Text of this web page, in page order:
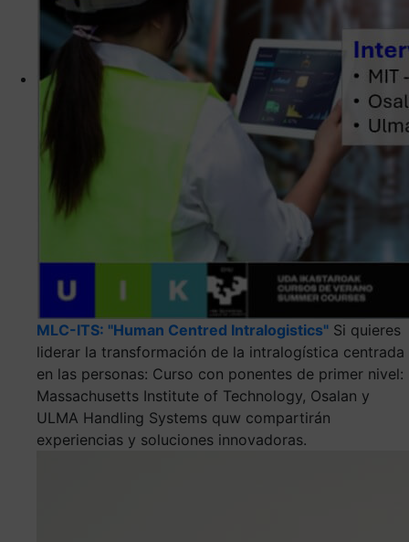
MLC-ITS: "Human Centred Intralogistics" Si quieres
liderar la transformación de la intralogística centrada
en las personas: Curso con ponentes de primer nivel:
Massachusetts Institute of Technology, Osalan y
ULMA Handling Systems quw compartirán
experiencias y soluciones innovadoras.